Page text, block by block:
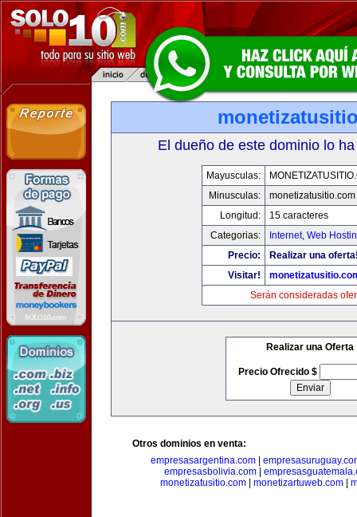
El dueño de este dominio lo
Mayusculas:
Minusculas:
monetizatusitio.com
Longitud:
15 caracteres
Categorias:
Internet, Web
Precio:
Realizar una
Visitar!
Serán consideradas
Realizar una Oferta
Precio Ofrecido $
Otros dominios en venta:
empresasargentina.com|
empresasbolivia.com
monetizatusitio.com
monetizartuweb.com